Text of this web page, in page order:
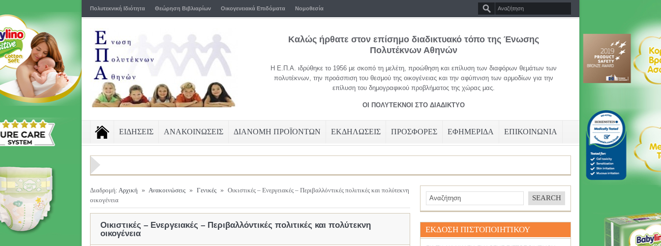
Πολυτεκνική Ιδιότητα Θεώρηση Βιβλιαρίων Οικογενειακά Επιδόματα Νομοθεσία
Καλώς ήρθατε στον επίσημο διαδικτυακό τόπο της Ένωσης
Πολυτέκνων Αθηνών
Η Ε.Π.Α. ιδρύθηκε το 1956 με σκοπό τη μελέτη, προώθηση και επίλυση των διαφόρων θεμάτων των
πολυτέκνων, την προάσπιση του θεσμού της οικογένειας και την αφύπνιση των αρμοδίων για την
επίλυση του δημογραφικού προβλήματος της χώρας μας.
ΟΙ ΠΟΛΥΤΕΚΝΟΙ ΣΤΟ ΔΙΑΔΙΚΤΥΟ
ΕΙΔΗΣΕΙΣ ΑΝΑΚΟΙΝΩΣΕΙΣ ΔΙΑΝΟΜΗ ΠΡΟΪΟΝΤΩΝ ΕΚΔΗΛΩΣΕΙΣ ΠΡΟΣΦΟΡΕΣ ΕΦΗΜΕΡΙΔΑ ΕΠΙΚΟΙΝΩΝΙΑ
Διαδρομή: Αρχική » Ανακοινώσεις » Γενικές » Οικιστικές – Ενεργειακές – Περιβαλλόντικές πολιτικές και πολύτεκνη
οικογένεια
Οικιστικές – Ενεργειακές – Περιβαλλόντικές πολιτικές και πολύτεκνη
οικογένεια
ΕΚΔΟΣΗ ΠΙΣΤΟΠΟΙΗΤΙΚΟΥ